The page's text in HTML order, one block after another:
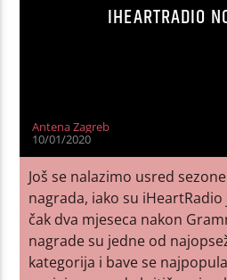
IHEARTRADIO
Antena Zagreb
10/01/2020
Još se nalazimo usred
nagrada, iako su
čak dva mjeseca nakon
nagrade su jedne od
kategorija i bave se